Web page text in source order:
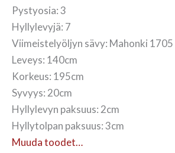
Pystyosia: 3
Hyllylevyjä: 7
Viimeistelyöljyn sävy: Mahonki 1705
Leveys: 140cm
Korkeus: 195cm
Syvyys: 20cm
Hyllylevyn paksuus: 2cm
Hyllytolpan paksuus: 3cm
Muuda toodet…